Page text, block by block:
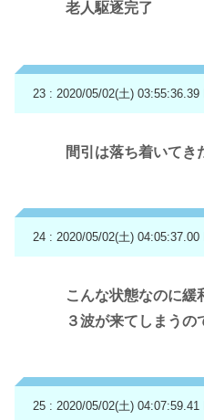
老人駆逐完了
23 : 2020/05/02(土) 03:55:36.39
間引は落ち着いてき
24 : 2020/05/02(土) 04:05:37.00
こんな状態なのに緩
３波が来てしまうの
25 : 2020/05/02(土) 04:07:59.41